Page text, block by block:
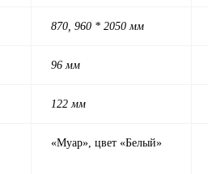
870, 960 * 2050 мм
96 мм
122 мм
«Муар», цвет «Белый»